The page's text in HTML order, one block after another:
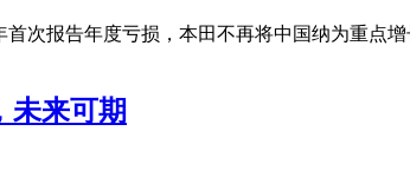
次报告年度亏损，本田不再将中国纳为重点
未来可期